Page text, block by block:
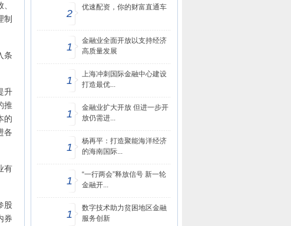
制
条
升
推
的
各
有
股
券
2
优速配资，你的财富直通车
1
金融业全面开放以支持经济
高质量发展
1
上海冲刺国际金融中心建设
打造最优...
1
金融业扩大开放 但进一步开
放仍需进...
1
杨再平：打造聚能海洋经济
的海南国际...
1
“一行两会”释放信号 新一轮
金融开...
1
数字技术助力贫困地区金融
服务创新